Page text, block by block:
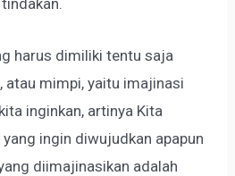
harus dimiliki tentu saja
atau mimpi, yaitu imajinasi
inginkan, artinya Kita
ingin diwujudkan apapun
diimajinasikan adalah